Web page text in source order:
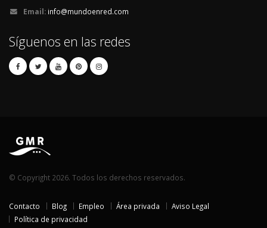
Email: info@mundoenred.com
Síguenos en las redes
© Copyright 2026. Todos los derechos reservados.
Contacto Blog Empleo Área privada
Aviso Legal
Política de privacidad